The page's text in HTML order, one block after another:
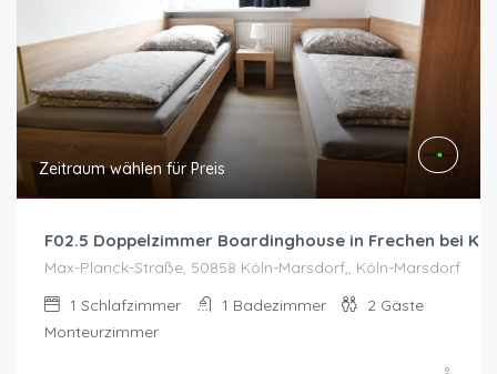
Zeitraum wählen für Preis
F02.5 Doppelzimmer Boardinghouse in Frechen bei
Max-Planck-Straße, 50858 Köln-Marsdorf,, Köln-Marsdorf
1 Schlafzimmer 1 Badezimmer 2 Gäste
Monteurzimmer